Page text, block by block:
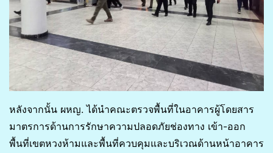
หลังจากนั้น ผหญ. ได้นำคณะตรวจพื้นที่ในอาคารผู้โดยสาร
มาตรการด้านการรักษาความปลอดภัยช่องทาง เข้า-ออก
พื้นที่เขตหวงห้ามและพื้นที่ควบคุมและบริเวณด้านหน้าอาคาร